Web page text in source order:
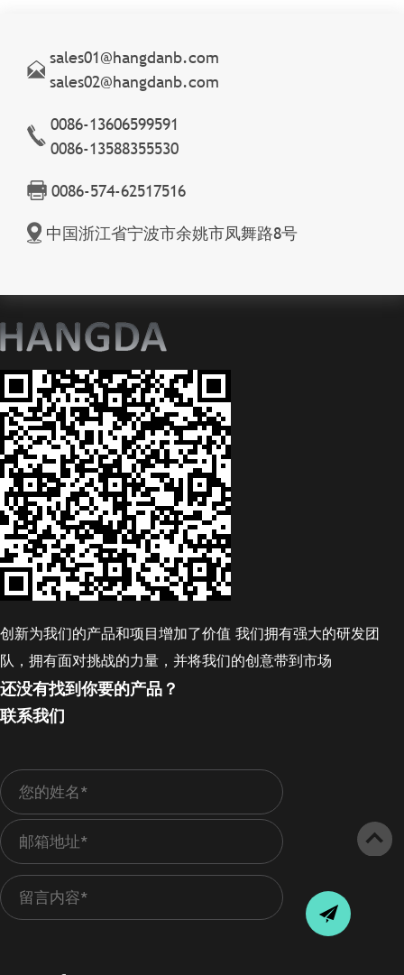
sales01@hangdanb.com
sales02@hangdanb.com
0086-13606599591
0086-13588355530
0086-574-62517516
中国浙江省宁波市余姚市凤舞路8号
创新为我们的产品和项目增加了价值 我们拥有强大的研发团
队，拥有面对挑战的力量，并将我们的创意带到市场
还没有找到你要的产品？
联系我们